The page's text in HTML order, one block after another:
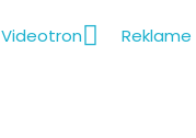
Videotron Reklame